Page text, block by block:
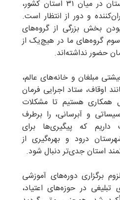
داد: رتبه تبلیغی استان لرستان در میان ۳۱ استان کشور،
و دور از انتظار است.
بخش بزرگی از گروه‌های
گروه‌های ما در هیچ‌یک از
حضور نداشته‌اند.
مبلغان و خانه‌های عالم،
اوقاف، ستاد اجرایی فرمان
همکاری هستیم تا مشکلات
و آبرسانی، را برطرف
که پیگیری‌ها برای
درود و بهره‌گیری از
استان جدی‌تر دنبال شود.
برگزاری دوره‌های آموزشی
در حوزه‌های اعتیاد،